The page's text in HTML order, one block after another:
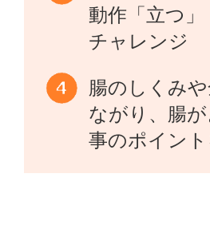
動作「立つ」
チャレンジ
腸のしくみ
ながり、腸
事のポイン